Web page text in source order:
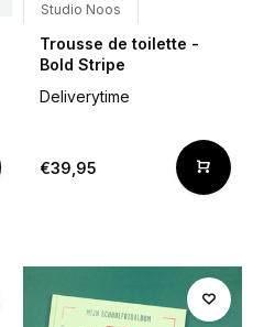
Studio Noos
Trousse de toilette -
Bold Stripe
Deliverytime
€39,95